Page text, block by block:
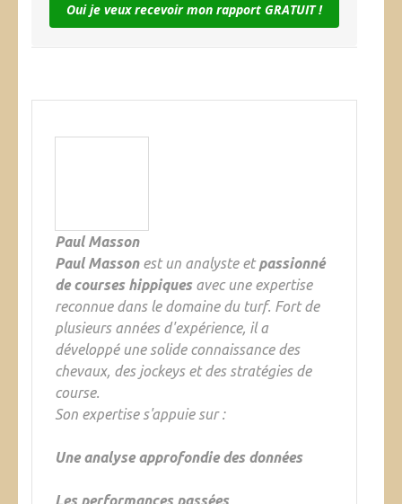
Oui je veux recevoir mon rapport GRATUIT !
Paul Masson
Paul Massonest un analyste etpassionné
de courses hippiques avec une expertise
reconnue dans le domaine du turf. Fort de
plusieurs années d'expérience, il a
développé une solide connaissance des
chevaux, des jockeys et des stratégies de
course.
Son expertise s'appuie sur :
Une analyse approfondie des données
Les performances passées